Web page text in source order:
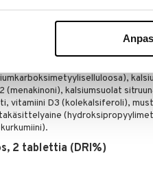
(kasviperäiset
täyteaine
kalsiumsuolat
vitamiini D3 (kolekalsiferoli),
2 tablettia (DRI%)